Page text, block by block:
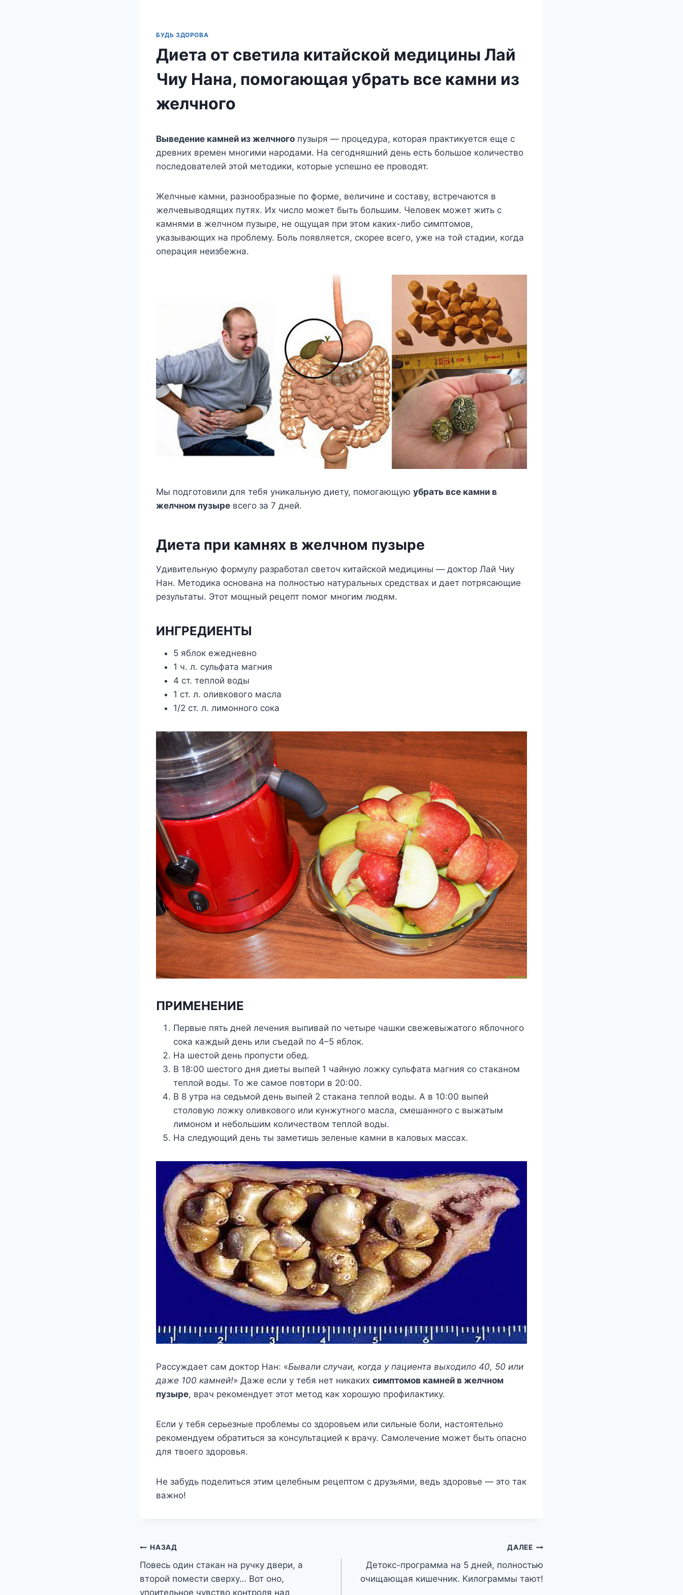
БУДЬ ЗДОРОВА
Диета от светила китайской медицины Лай
Чиу Нана, помогающая убрать все камни из
желчного
Выведение камней из желчного пузыря — процедура, которая практикуется еще с
древних времен многими народами. На сегодняшний день есть большое количество
последователей этой методики, которые успешно ее проводят.
Желчные камни, разнообразные по форме, величине и составу, встречаются в
желчевыводящих путях. Их число может быть большим. Человек может жить с
камнями в желчном пузыре, не ощущая при этом каких-либо симптомов,
указывающих на проблему. Боль появляется, скорее всего, уже на той стадии, когда
операция неизбежна.
Мы подготовили для тебя уникальную диету, помогающую убрать все камни в
желчном пузыре всего за 7 дней.
Диета при камнях в желчном пузыре
Удивительную формулу разработал светоч китайской медицины — доктор Лай Чиу
Нан. Методика основана на полностью натуральных средствах и дает потрясающие
результаты. Этот мощный рецепт помог многим людям.
ИНГРЕДИЕНТЫ
5 яблок ежедневно
1 ч. л. сульфата магния
4 ст. теплой воды
1 ст. л. оливкового масла
1/2 ст. л. лимонного сока
ПРИМЕНЕНИЕ
Первые пять дней лечения выпивай по четыре чашки свежевыжатого яблочного
сока каждый день или съедай по 4–5 яблок.
На шестой день пропусти обед.
В 18:00 шестого дня диеты выпей 1 чайную ложку сульфата магния со стаканом
теплой воды. То же самое повтори в 20:00.
В 8 утра на седьмой день выпей 2 стакана теплой воды. А в 10:00 выпей
столовую ложку оливкового или кунжутного масла, смешанного с выжатым
лимоном и небольшим количеством теплой воды.
На следующий день ты заметишь зеленые камни в каловых массах.
Рассуждает сам доктор Нан: «Бывали случаи, когда у пациента выходило 40, 50 или
даже 100 камней!» Даже если у тебя нет никаких симптомов камней в желчном
пузыре, врач рекомендует этот метод как хорошую профилактику.
Если у тебя серьезные проблемы со здоровьем или сильные боли, настоятельно
рекомендуем обратиться за консультацией к врачу. Самолечение может быть опасно
для твоего здоровья.
Не забудь поделиться этим целебным рецептом с друзьями, ведь здоровье — это так
важно!
Навигация
по
НАЗАД
Повесь один стакан на ручку двери, а
второй помести сверху… Вот оно,
упоительное чувство контроля над
ДАЛЕЕ
Детокс-программа на 5 дней, полностью
очищающая кишечник. Килограммы тают!